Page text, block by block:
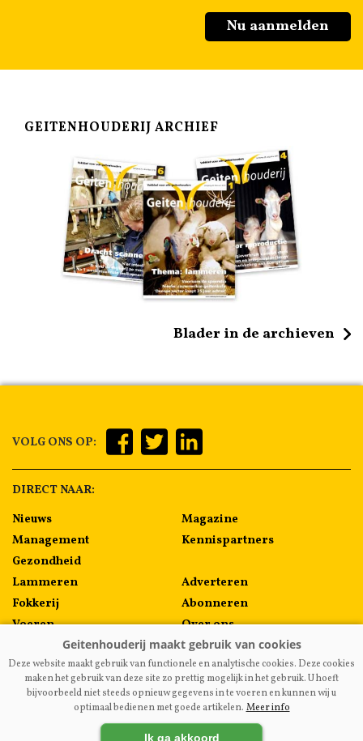
Nu aanmelden
GEITENHOUDERIJ ARCHIEF
Blader in de archieven
VOLG ONS OP:
DIRECT NAAR:
Nieuws
Management
Gezondheid
Lammeren
Fokkerij
Voeren
Algemeen
Melkprijzen
Magazine
Kennispartners
Adverteren
Abonneren
Over ons
Contact
VAKBLADGEITENHOUDERIJ.NL DISCLAIMER
Deze website maakt gebruik van functionele en analytische cookies. Deze cookies
maken het gebruik van deze site zo prettig mogelijk in het gebruik. U hoeft
bijvoorbeeld niet steeds opnieuw gegevens in te voeren en kunnen wij u
optimaal bedienen met goede artikelen. Meer info
Ik ga akkoord